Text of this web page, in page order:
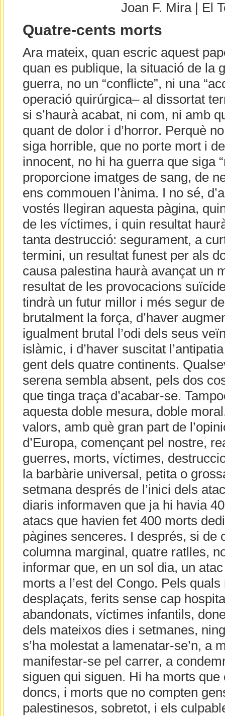
Joan F. Mira | El
Quatre-cents morts
Ara mateix, quan escric aquest
quan es publique, la situació de la
guerra, no un “conflicte”, ni una
operació quirúrgica– al dissortat
si s’haurà acabat, ni com, ni amb
quant de dolor i d’horror. Perquè
siga horrible, que no porte mort i
innocent, no hi ha guerra que siga
proporcione imatges de sang, de
ens commouen l’ànima. I no sé,
vostés llegiran aquesta pàgina,
de les víctimes, i quin resultat
tanta destrucció: segurament, a
termini, un resultat funest per als
causa palestina haurà avançat un
resultat de les provocacions
tindrà un futur millor i més segur
brutalment la força, d’haver
igualment brutal l’odi dels seus
islàmic, i d’haver suscitat
gent dels quatre continents.
serena sembla absent, pels dos
que tinga traça d’acabar-se.
aquesta doble mesura, doble
valors, amb què gran part de
d’Europa, començant pel nostre,
guerres, morts, víctimes,
la barbàrie universal, petita o
setmana després de l’inici dels
diaris informaven que ja hi havia
atacs que havien fet 400 morts
pàgines senceres. I després, si de
columna marginal, quatre ratlles,
informar que, en un sol dia, un
morts a l’est del Congo. Pels
desplaçats, ferits sense cap
abandonats, víctimes infantils,
dels mateixos dies i setmanes,
s’ha molestat a lamenatar-se’n, a
manifestar-se pel carrer, a
siguen qui siguen. Hi ha morts
doncs, i morts que no compten
palestinesos, sobretot, i els